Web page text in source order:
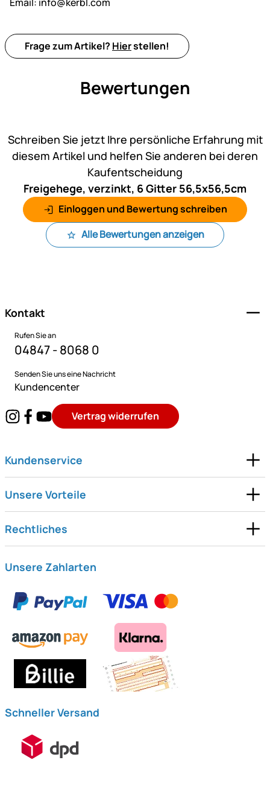
Frage zum Artikel? Hierstellen!
Bewertungen
Schreiben Sie jetzt Ihre persönliche Erfahrung mit
diesem Artikel und helfen Sie anderen bei deren
Kaufentscheidung
Freigehege, verzinkt, 6 Gitter 56,5x56,5cm
Einloggen und Bewertung schreiben
Alle Bewertungen anzeigen
Kontakt
Rufen Sie an
04847 - 8068 0
Senden Sie uns eine Nachricht
Kundencenter
Vertrag widerrufen
Kundenservice
Unsere Vorteile
Rechtliches
Unsere Zahlarten
Schneller Versand